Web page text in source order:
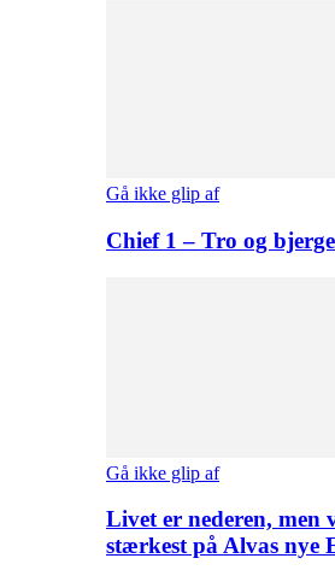
Gå ikke glip af
Chief 1 – Tro og bjerge
Gå ikke glip af
Livet er nederen, men
stærkest på Alvas nye